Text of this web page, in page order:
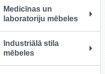
Medicīnas un
laboratoriju mēbeles
Industriālā stila
mēbeles